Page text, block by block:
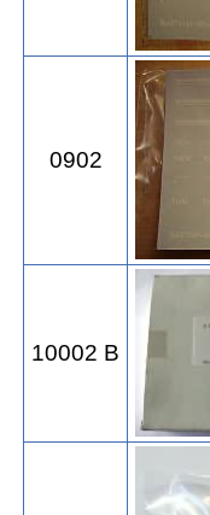
0902
10002 B